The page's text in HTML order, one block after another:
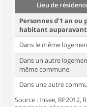
Lieu de
Personnes d'1 an ou
habitant
Dans le même
Dans un autre
même commune
Dans une autre
Source : Insee, RP2012,